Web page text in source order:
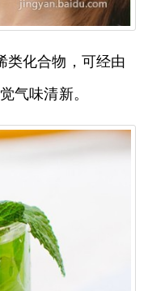
类化合物，可经由
气味清新。